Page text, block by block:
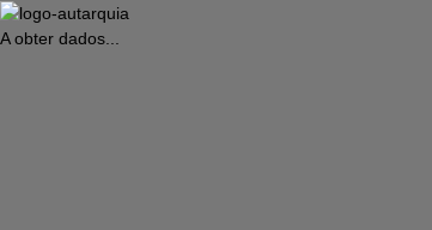
A obter dados...